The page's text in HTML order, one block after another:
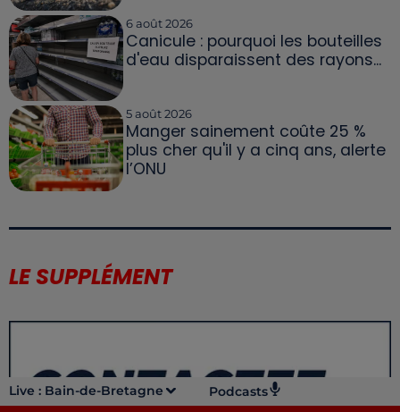
Live : Bain-de-Bretagne Podcasts
6 août 2026
Canicule : pourquoi les bouteilles
d'eau disparaissent des rayons...
5 août 2026
Manger sainement coûte 25 %
plus cher qu'il y a cinq ans, alerte
l’ONU
LE SUPPLÉMENT